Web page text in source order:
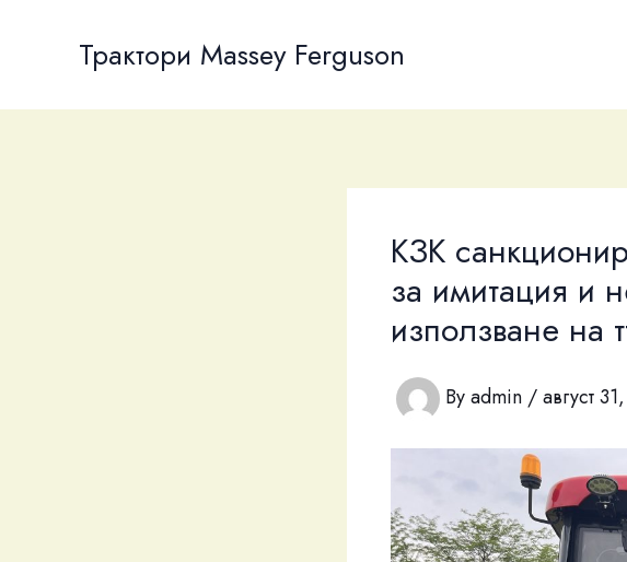
Трактори Massey Ferguson
КЗК
за имитация и
използване на
Byadmin /август